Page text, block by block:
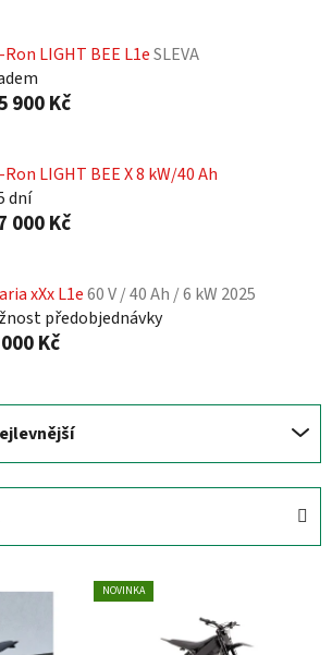
LIGHT BEE L1eSLEVA
900 Kč
LIGHT BEE X 8 kW/40 Ah
dní
000 Kč
xXx L1e60 V / 40 Ah / 6 kW 2025
předobjednávky
Kč
NOVINKA